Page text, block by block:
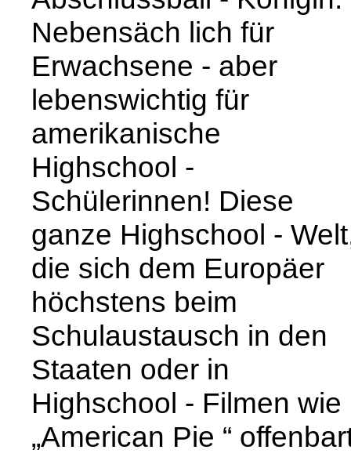
Nebensäch lich für
Erwachsene - aber
lebenswichtig für
amerikanische
Highschool -
Schülerinnen! Diese
ganze Highschool -
die sich dem Europäer
höchstens beim
Schulaustausch in den
Staaten oder in
Highschool - Filmen wie
„American Pie “